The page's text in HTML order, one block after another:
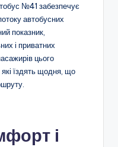
№41 забезпечує
автобусних
показник,
і приватних
цього
які їздять щодня, що
і